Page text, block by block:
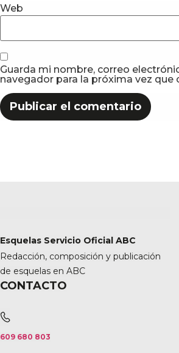
Web
Guarda mi nombre, correo
navegador para la próxima vez que
Esquelas Servicio Oficial ABC
Redacción, composición y publicación
de esquelas en ABC
CONTACTO
609 680 803